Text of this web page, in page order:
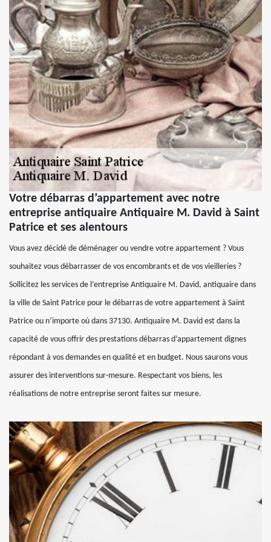
Votre débarras d’appartement avec notre
entreprise antiquaire Antiquaire M. David à Saint
Patrice et ses alentours
Vous avez décidé de déménager ou vendre votre appartement ? Vous
souhaitez vous débarrasser de vos encombrants et de vos vieilleries ?
Sollicitez les services de l’entreprise Antiquaire M. David, antiquaire dans
la ville de Saint Patrice pour le débarras de votre appartement à Saint
Patrice ou n’importe où dans 37130. Antiquaire M. David est dans la
capacité de vous offrir des prestations débarras d’appartement dignes
répondant à vos demandes en qualité et en budget. Nous saurons vous
assurer des interventions sur-mesure. Respectant vos biens, les
réalisations de notre entreprise seront faites sur mesure.